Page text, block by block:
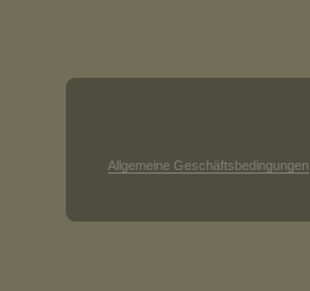
Allgemeine Geschäftsbedingungen